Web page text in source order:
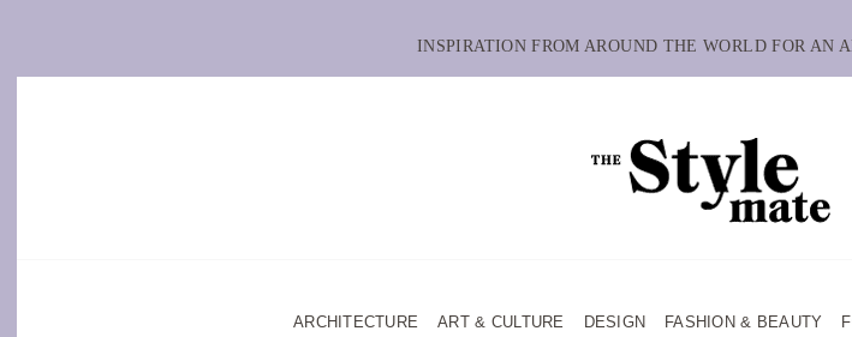
INSPIRATION FROM AROUND THE WORLD FOR AN
ARCHITECTURE ART & CULTURE DESIGN FASHION & BEAUTY